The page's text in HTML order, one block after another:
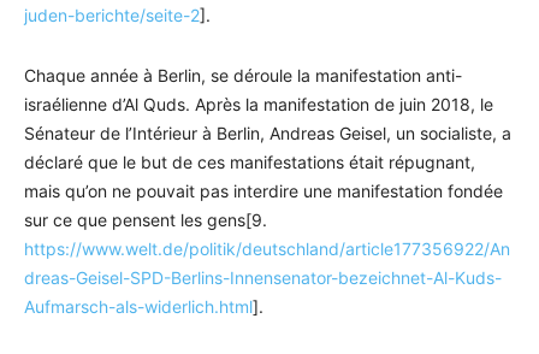
juden-berichte/seite-2].
Chaque année à Berlin, se déroule la manifestation anti-
israélienne d’Al Quds. Après la manifestation de juin 2018, le
Sénateur de l’Intérieur à Berlin, Andreas Geisel, un socialiste, a
déclaré que le but de ces manifestations était répugnant,
mais qu’on ne pouvait pas interdire une manifestation fondée
sur ce que pensent les gens[9.
https://www.welt.de/politik/deutschland/article177356922/An
dreas-Geisel-SPD-Berlins-Innensenator-bezeichnet-Al-Kuds-
Aufmarsch-als-widerlich.html].